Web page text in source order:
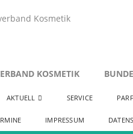
KOSMETIK
AKTUELL SERVICE
IMPRESSUM